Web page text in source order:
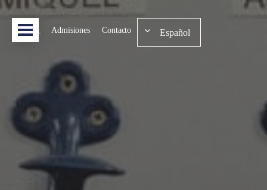
Admisiones Contacto Español